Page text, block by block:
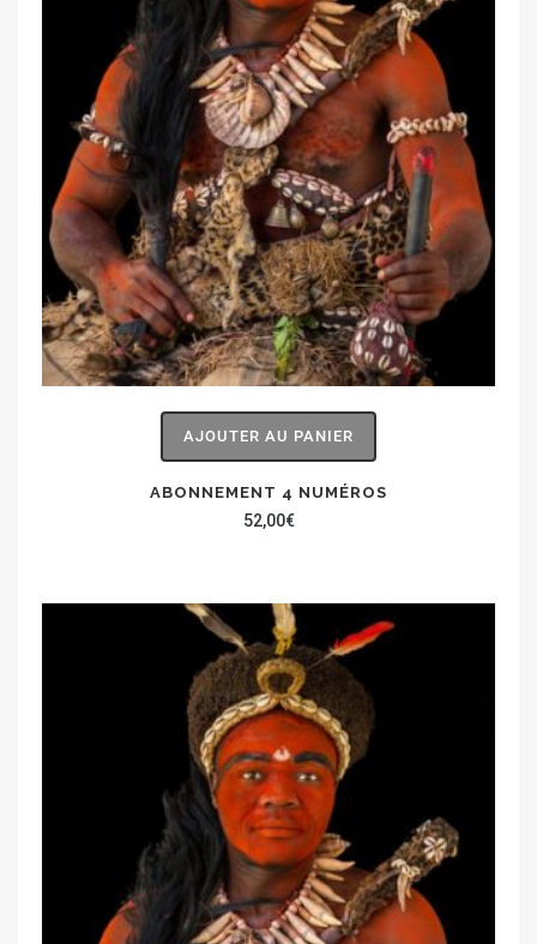
AJOUTER AU PANIER
ABONNEMENT 4 NUMÉROS
52,00€